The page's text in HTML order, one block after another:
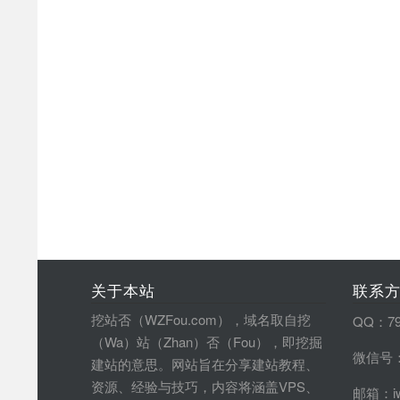
关于本站
挖站否（WZFou.com），域名取自挖
（Wa）站（Zhan）否（Fou），即挖掘
建站的意思。网站旨在分享建站教程、
资源、经验与技巧，内容将涵盖VPS、
联系
QQ：
微信号
邮箱：